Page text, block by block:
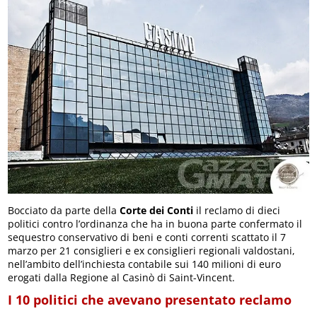
Bocciato da parte dellaCorte dei Conti il reclamo di dieci
politici contro l’ordinanza che ha in buona parte confermato il
sequestro conservativo di beni e conti correnti scattato il 7
marzo per 21 consiglieri e ex consiglieri regionali valdostani,
nell’ambito dell’inchiesta contabile sui 140 milioni di euro
erogati dalla Regione al Casinò di Saint-Vincent.
I 10 politici che avevano presentato reclamo